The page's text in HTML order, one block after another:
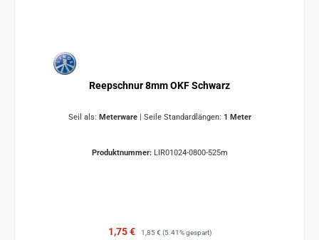
Reepschnur 8mm OKF Schwarz
Seil als: Meterware Seile Standardlängen: 1 Meter
Produktnummer: LIR01024-0800-525m
Verkaufspreis:
1,75 € Regulärer Preis:
1,85 € (5.41% gespart)